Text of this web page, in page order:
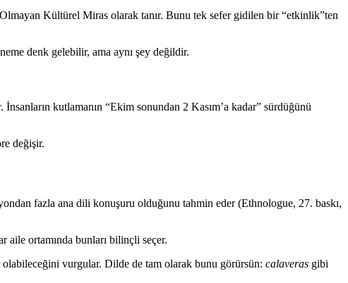
Kültürel Miras olarak tanır. Bunu tek sefer gidilen bir “etkinlik”ten
denk gelebilir, ama aynı şey değildir.
kutlamanın “Ekim sonundan 2 Kasım’a kadar” sürdüğünü
değişir.
fazla ana dili konuşuru olduğunu tahmin eder (Ethnologue, 27. baskı,
ortamında bunları bilinçli seçer.
vurgular. Dilde de tam olarak bunu görürsün: calaveras gibi